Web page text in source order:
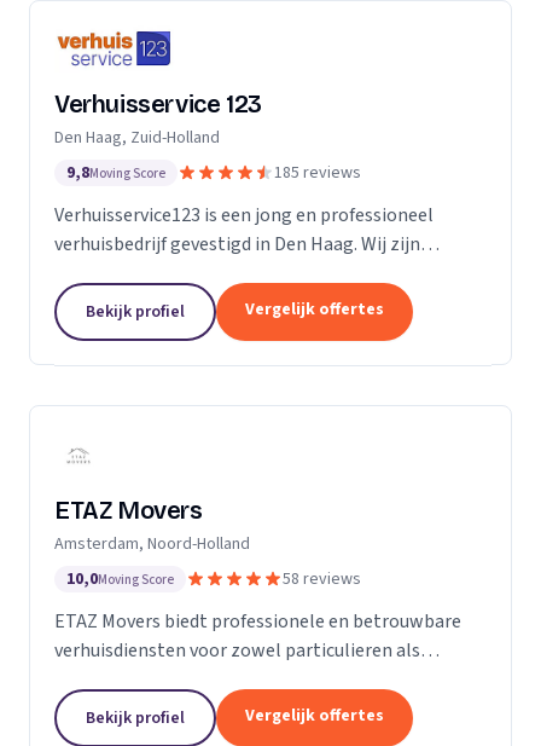
Verhuisservice 123
Den Haag, Zuid-Holland
9,8Moving Score 185 reviews
Verhuisservice123 is een jong en professioneel
verhuisbedrijf gevestigd in Den Haag. Wij zijn
bieden een complete en zorgeloze verhuisservice.
Met een ervaren team werken wij efficiënt,
zorgvuldig en tegen transparante uurtarieven.
Bekijk profiel Vergelijk offertes
ETAZ Movers
Amsterdam, Noord-Holland
10,0Moving Score 58 reviews
ETAZ Movers biedt professionele en betrouwbare
verhuisdiensten voor zowel particulieren als
persoonlijke aanpak, zodat elke verhuizing efficiënt
en zonder stress verloopt. Ons team werkt
Bekijk profiel Vergelijk offertes